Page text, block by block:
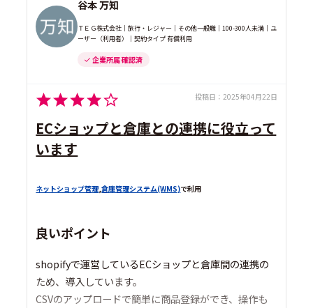
谷本 万知
ＴＥＧ株式会社｜旅行・レジャー｜その他一般職｜100-300人未満｜ユ
ーザー（利用者）｜契約タイプ 有償利用
企業所属 確認済
投稿日： 2025年04月22日
ECショップと倉庫との連携に役立って
います
ネットショップ管理,倉庫管理システム(WMS)で利用
良いポイント
shopifyで運営しているECショップと倉庫間の連携の
ため、導入しています。
CSVのアップロードで簡単に商品登録ができ、操作も